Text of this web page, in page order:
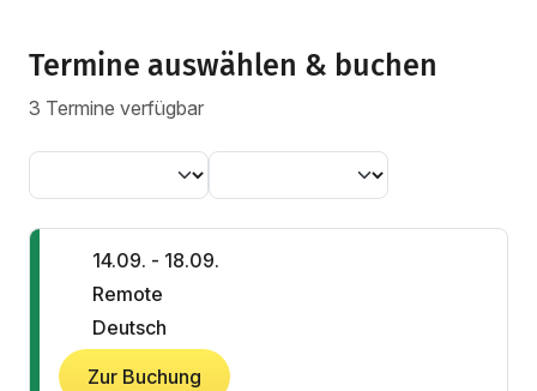
Termine auswählen & buchen
3 Termine verfügbar
14.09. - 18.09.
Remote
Deutsch
Zur Buchung